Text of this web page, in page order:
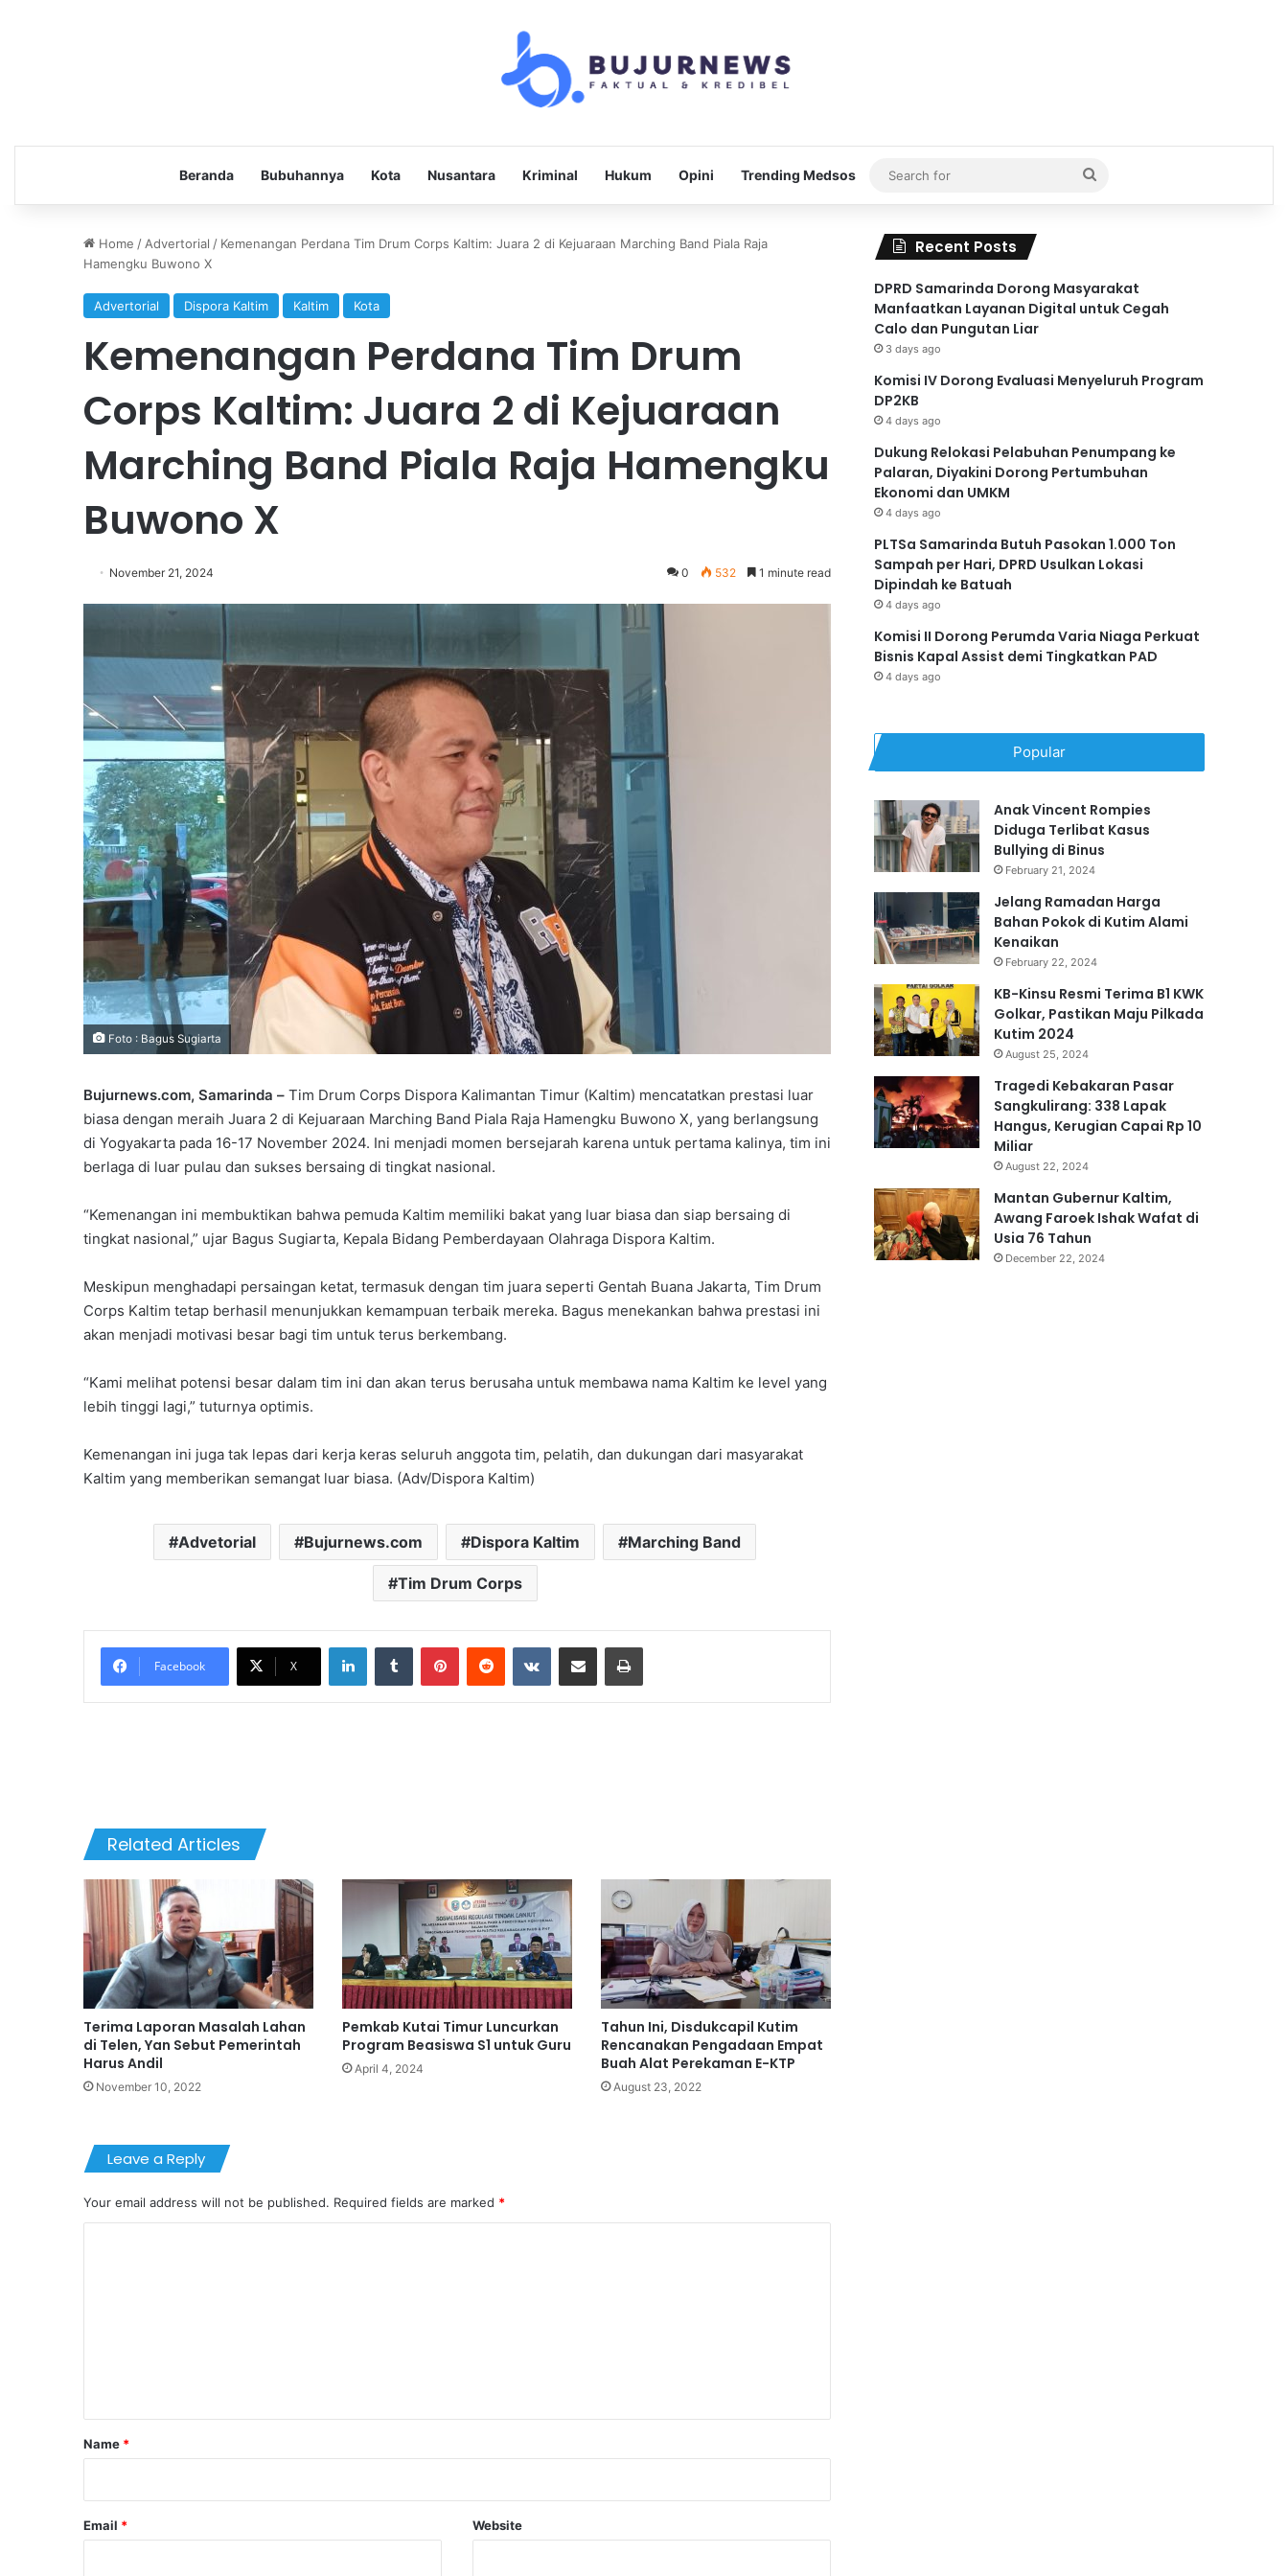
Beranda Bubuhannya Kota Nusantara Kriminal Hukum Opini Trending Medsos
Search
for
Home / Advertorial / Kemenangan Perdana Tim Drum Corps Kaltim: Juara 2 di Kejuaraan Marching Band Piala Raja
Hamengku Buwono X
Advertorial Dispora Kaltim Kaltim Kota
Kemenangan Perdana Tim Drum
Corps Kaltim: Juara 2 di Kejuaraan
Marching Band Piala Raja Hamengku
Buwono X
November 21, 2024 0 532 1 minute read
Foto : Bagus Sugiarta
Bujurnews.com, Samarinda – Tim Drum Corps Dispora Kalimantan Timur (Kaltim) mencatatkan prestasi luar
biasa dengan meraih Juara 2 di Kejuaraan Marching Band Piala Raja Hamengku Buwono X, yang berlangsung
di Yogyakarta pada 16-17 November 2024. Ini menjadi momen bersejarah karena untuk pertama kalinya, tim ini
berlaga di luar pulau dan sukses bersaing di tingkat nasional.
“Kemenangan ini membuktikan bahwa pemuda Kaltim memiliki bakat yang luar biasa dan siap bersaing di
tingkat nasional,” ujar Bagus Sugiarta, Kepala Bidang Pemberdayaan Olahraga Dispora Kaltim.
Meskipun menghadapi persaingan ketat, termasuk dengan tim juara seperti Gentah Buana Jakarta, Tim Drum
Corps Kaltim tetap berhasil menunjukkan kemampuan terbaik mereka. Bagus menekankan bahwa prestasi ini
akan menjadi motivasi besar bagi tim untuk terus berkembang.
“Kami melihat potensi besar dalam tim ini dan akan terus berusaha untuk membawa nama Kaltim ke level yang
lebih tinggi lagi,” tuturnya optimis.
Kemenangan ini juga tak lepas dari kerja keras seluruh anggota tim, pelatih, dan dukungan dari masyarakat
Kaltim yang memberikan semangat luar biasa. (Adv/Dispora Kaltim)
Advetorial Bujurnews.com Dispora Kaltim Marching Band
Tim Drum Corps
Facebook X
LinkedInTumblr PinterestReddit VKontakteShare via Email Print
Related Articles
Terima Laporan Masalah Lahan
di Telen, Yan Sebut Pemerintah
Harus Andil
November 10, 2022
Pemkab Kutai Timur Luncurkan
Program Beasiswa S1 untuk Guru
April 4, 2024
Tahun Ini, Disdukcapil Kutim
Rencanakan Pengadaan Empat
Buah Alat Perekaman E-KTP
August 23, 2022
Leave a Reply
Your email address will not be published. Required fields are marked *
*
Name *
Email * Website
Recent Posts
DPRD Samarinda Dorong Masyarakat
Manfaatkan Layanan Digital untuk Cegah
Calo dan Pungutan Liar
3 days ago
Komisi IV Dorong Evaluasi Menyeluruh Program
DP2KB
4 days ago
Dukung Relokasi Pelabuhan Penumpang ke
Palaran, Diyakini Dorong Pertumbuhan
Ekonomi dan UMKM
4 days ago
PLTSa Samarinda Butuh Pasokan 1.000 Ton
Sampah per Hari, DPRD Usulkan Lokasi
Dipindah ke Batuah
4 days ago
Komisi II Dorong Perumda Varia Niaga Perkuat
Bisnis Kapal Assist demi Tingkatkan PAD
4 days ago
Popular
Anak Vincent Rompies
Diduga Terlibat Kasus
Bullying di Binus
February 21, 2024
Jelang Ramadan Harga
Bahan Pokok di Kutim Alami
Kenaikan
February 22, 2024
KB-Kinsu Resmi Terima B1 KWK
Golkar, Pastikan Maju Pilkada
Kutim 2024
August 25, 2024
Tragedi Kebakaran Pasar
Sangkulirang: 338 Lapak
Hangus, Kerugian Capai Rp 10
Miliar
August 22, 2024
Mantan Gubernur Kaltim,
Awang Faroek Ishak Wafat di
Usia 76 Tahun
December 22, 2024